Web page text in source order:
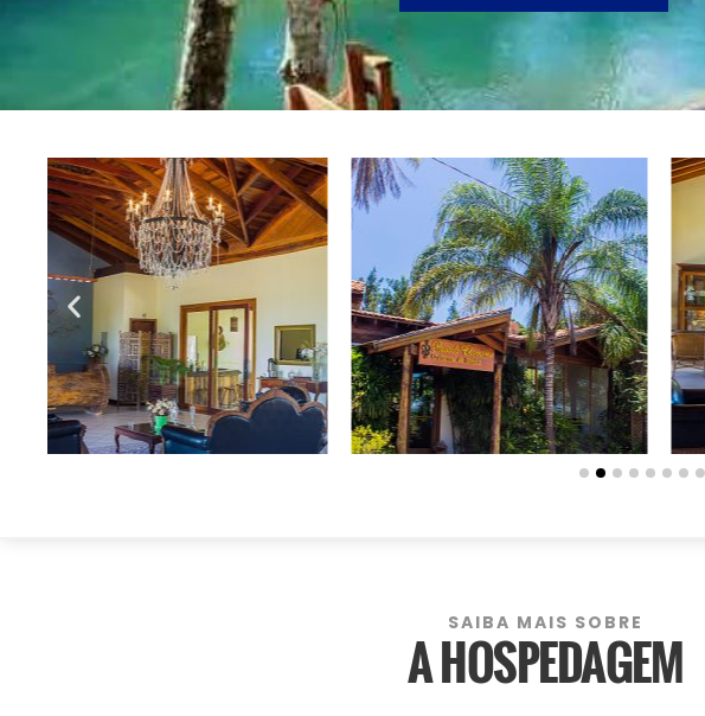
SAIBA MAIS SOBRE
A HOSPEDAGEM